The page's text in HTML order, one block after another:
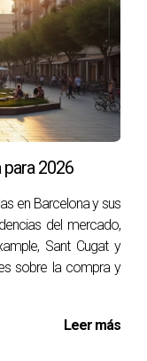
el sector
paso del camino.
2026
en Barcelona y sus
del mercado,
Sant Cugat y
sobre la compra y
Leer más